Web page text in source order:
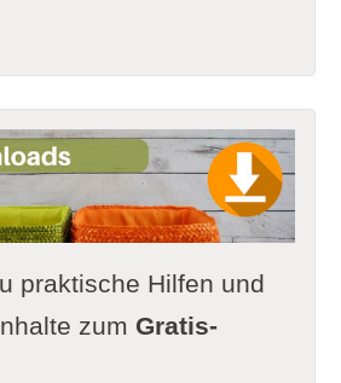
praktische Hilfen und
zum Gratis-